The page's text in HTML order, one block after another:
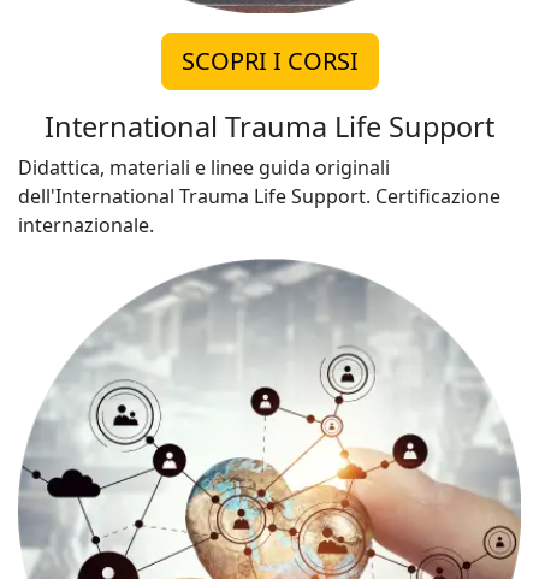
SCOPRI I CORSI
International Trauma Life Support
Didattica, materiali e linee guida originali
dell'International Trauma Life Support. Certificazione
internazionale.